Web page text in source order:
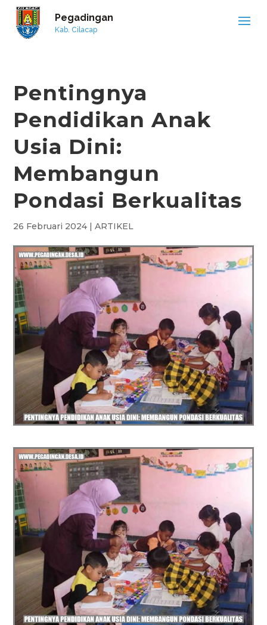
Pegadingan
Kab. Cilacap
Pentingnya
Pendidikan Anak
Usia Dini:
Membangun
Pondasi Berkualitas
26 Februari 2024 |ARTIKEL